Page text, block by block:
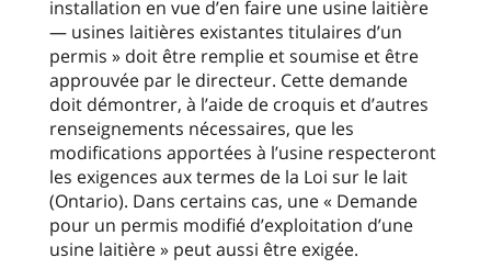
installation en vue d’en faire une usine laitière
— usines laitières existantes titulaires d’un
permis » doit être remplie et soumise et être
approuvée par le directeur. Cette demande
doit démontrer, à l’aide de croquis et d’autres
renseignements nécessaires, que les
modifications apportées à l’usine respecteront
les exigences aux termes de la Loi sur le lait
(Ontario). Dans certains cas, une « Demande
pour un permis modifié d’exploitation d’une
usine laitière » peut aussi être exigée.